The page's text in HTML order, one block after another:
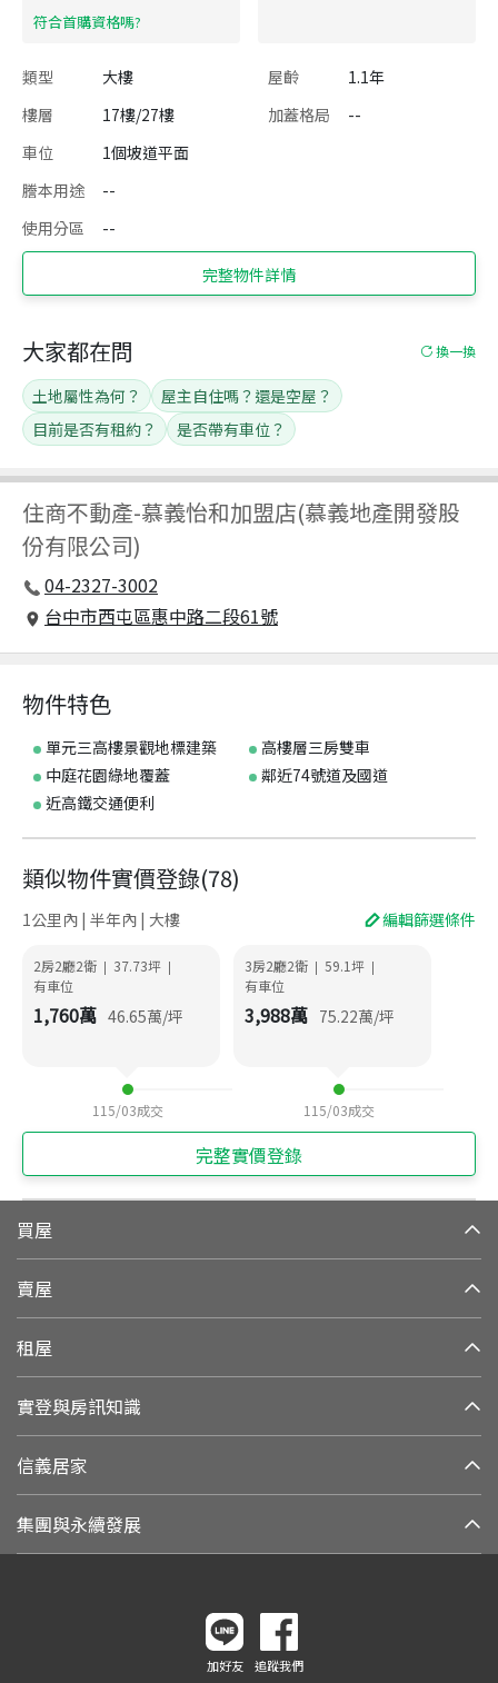
​符合首購資格嗎?
類型 大樓 屋齡
1.1年
樓層
17樓/27樓 加蓋格局
--
車位
1個坡道平面
謄本用途
--
使用分區
--
完整物件詳情
住商不動產-慕義怡和加盟店(慕義地產開發股
份有限公司)
04-2327-3002
台中市西屯區惠中路二段61號
大家都在問 換一換
土地屬性為何？
屋主自住嗎？還是空屋？
目前是否有租約？
是否帶有車位？
物件特色
單元三高樓景觀地標建築
高樓層三房雙車
中庭花園綠地覆蓋
鄰近74號道及國道
近高鐵交通便利
類似物件實價登錄(78)
1公里內 | 半年內 | 大樓 編輯篩選條件
2房2廳2衛 | 37.73坪 |
有車位
1,760萬 46.65萬/坪
115/03成交
3房2廳2衛 | 59.1坪 |
有車位
3,988萬 75.22萬/坪
115/03成交
完整實價登錄
買屋
賣屋
租屋
實登與房訊知識
信義居家
集團與永續發展
加好友 追蹤我們